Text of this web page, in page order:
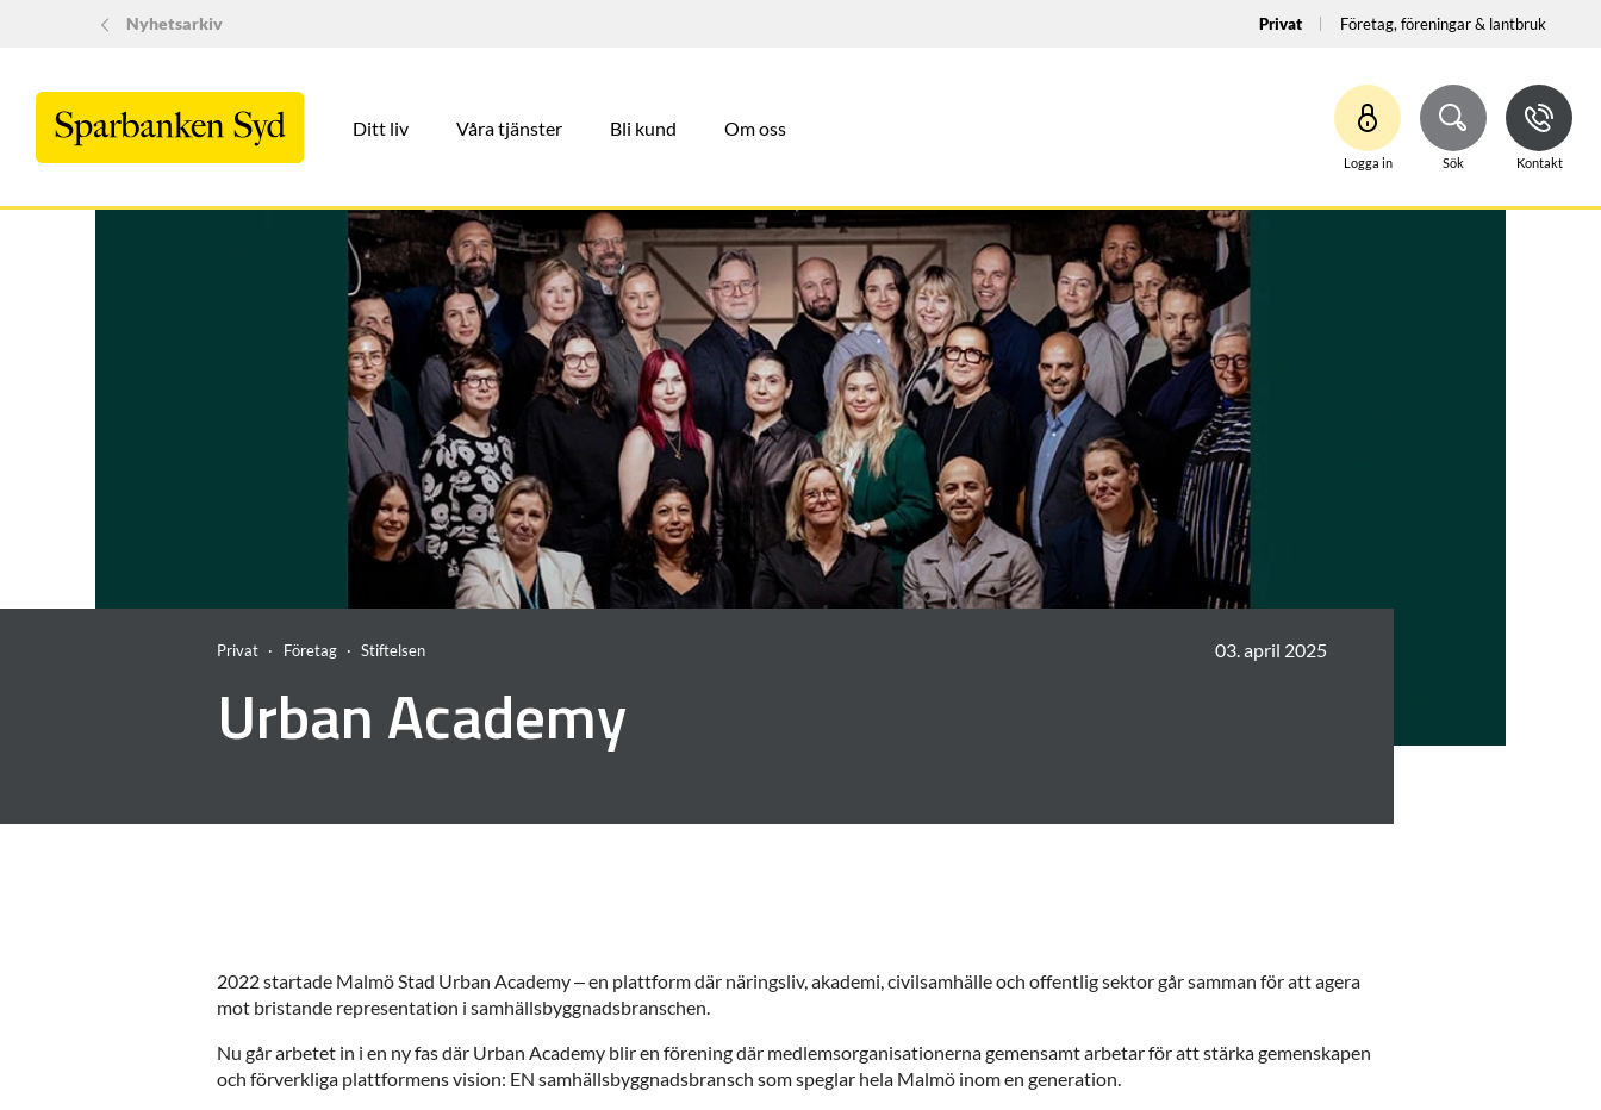
Nyhetsarkiv Privat Företag, föreningar & lantbruk
Ditt liv Våra tjänster Bli kund Om oss
Logga in Sök Kontakt
Privat Företag Stiftelsen
Urban Academy
03. april 2025
2022 startade Malmö Stad Urban Academy – en plattform där näringsliv, akademi, civilsamhälle och offentlig sektor går samman för att agera
mot bristande representation i samhällsbyggnadsbranschen.
Nu går arbetet in i en ny fas där Urban Academy blir en förening där medlemsorganisationerna gemensamt arbetar för att stärka gemenskapen
och förverkliga plattformens vision: EN samhällsbyggnadsbransch som speglar hela Malmö inom en generation.